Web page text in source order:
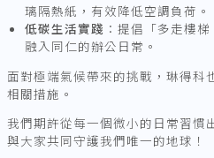
璃隔熱紙，有效降低空調負荷。
低碳生活實踐 ：提倡「多走樓
融入同仁的辦公日常。
面對極端氣候帶來的挑戰，琳得科
相關措施。
我們期許從每一個微小的日常習慣
與大家共同守護我們唯一的地球！